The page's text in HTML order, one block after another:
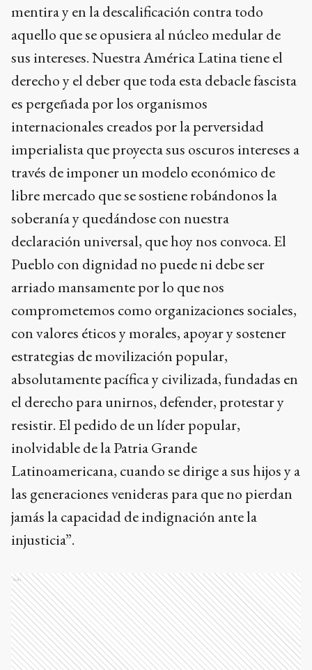
mentira y en la descalificación contra todo
aquello que se opusiera al núcleo medular de
sus intereses. Nuestra América Latina tiene el
derecho y el deber que toda esta debacle fascista
es pergeñada por los organismos
internacionales creados por la perversidad
imperialista que proyecta sus oscuros intereses a
través de imponer un modelo económico de
libre mercado que se sostiene robándonos la
soberanía y quedándose con nuestra
declaración universal, que hoy nos convoca. El
Pueblo con dignidad no puede ni debe ser
arriado mansamente por lo que nos
comprometemos como organizaciones sociales,
con valores éticos y morales, apoyar y sostener
estrategias de movilización popular,
absolutamente pacífica y civilizada, fundadas en
el derecho para unirnos, defender, protestar y
resistir. El pedido de un líder popular,
inolvidable de la Patria Grande
Latinoamericana, cuando se dirige a sus hijos y a
las generaciones venideras para que no pierdan
jamás la capacidad de indignación ante la
injusticia”.
Ads